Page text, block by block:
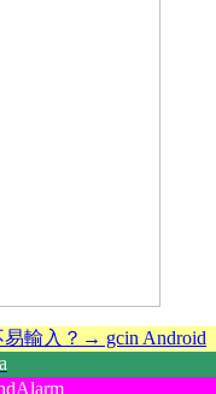
輸入？→ gcin Android